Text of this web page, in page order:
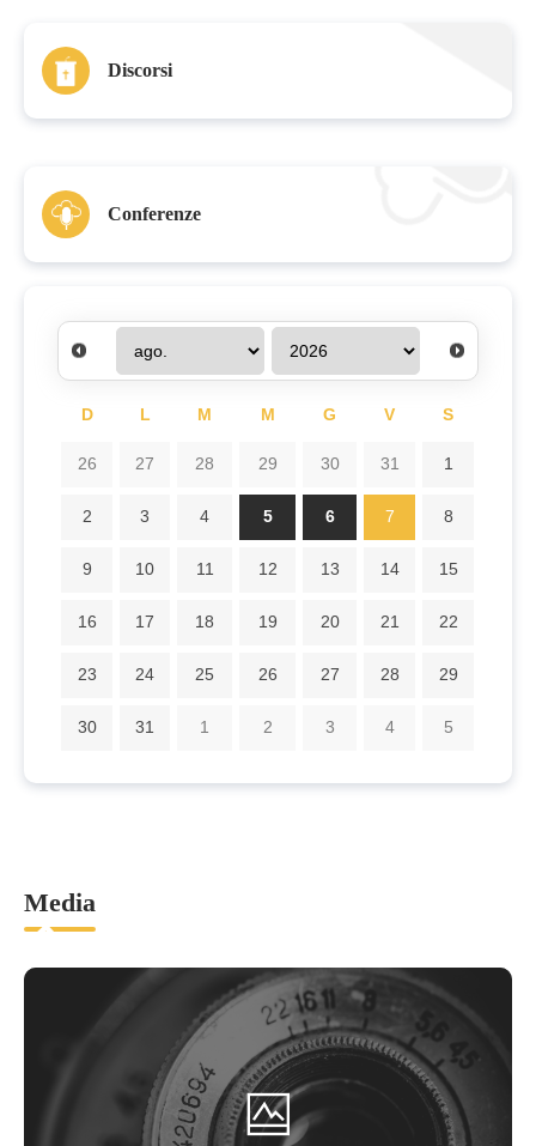
Discorsi
Conferenze
D L M M G V
S
26
27 28 29 30 31
1
2
3 4 5 6 7
8
9
10 11 12 13 14
15
16
17 18 19 20 21
22
23
24 25 26 27 28
29
30
31 1 2 3 4 5
Media